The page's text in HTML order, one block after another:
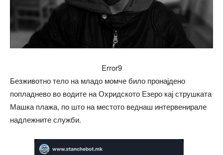
Error9
Безживотно тело на младо момче било пронајдено
попладнево во водите на Охридското Езеро кај струшката
Машка плажа, по што на местото веднаш интервенирале
надлежните служби.